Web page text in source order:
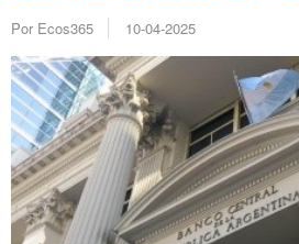
Por Ecos365 10-04-2025